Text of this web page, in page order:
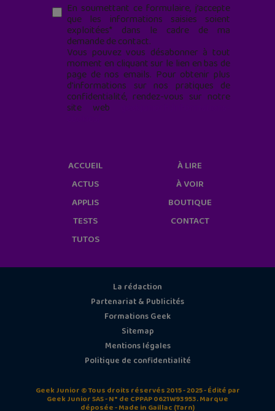
En soumettant ce formulaire, j’accepte
que les informations saisies soient
exploitées* dans le cadre de ma
demande de contact.
Vous pouvez vous désabonner à tout
moment en cliquant sur le lien en bas de
page de nos emails. Pour obtenir plus
d'informations sur nos pratiques de
confidentialité, rendez-vous sur notre
site web
ACCUEIL
ACTUS
APPLIS
TESTS
TUTOS
À LIRE
À VOIR
BOUTIQUE
CONTACT
La rédaction
Partenariat & Publicités
Formations Geek
Sitemap
Mentions légales
Politique de confidentialité
Geek Junior © Tous droits réservés 2015 - 2025 - Édité par
Geek Junior SAS - N° de CPPAP 0621W93953. Marque
déposée - Made in Gaillac (Tarn)